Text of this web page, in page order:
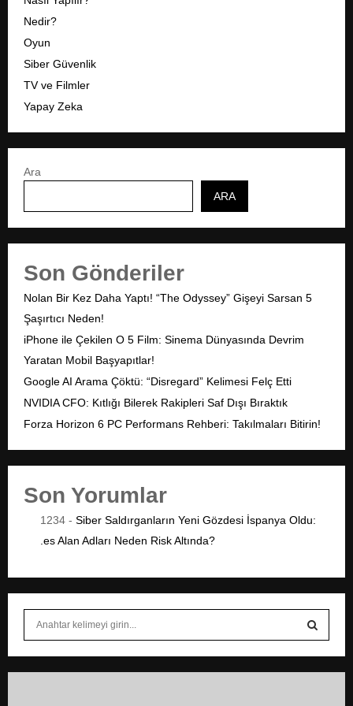
Nedir?
Oyun
Siber Güvenlik
TV ve Filmler
Yapay Zeka
Ara
ARA
Son Gönderiler
Nolan Bir Kez Daha Yaptı! “The Odyssey” Gişeyi Sarsan 5
Şaşırtıcı Neden!
iPhone ile Çekilen O 5 Film: Sinema Dünyasında Devrim
Yaratan Mobil Başyapıtlar!
Google AI Arama Çöktü: “Disregard” Kelimesi Felç Etti
NVIDIA CFO: Kıtlığı Bilerek Rakipleri Saf Dışı Bıraktık
Forza Horizon 6 PC Performans Rehberi: Takılmaları Bitirin!
Son Yorumlar
1234 - Siber Saldırganların Yeni Gözdesi İspanya Oldu:
.es Alan Adları Neden Risk Altında?
S